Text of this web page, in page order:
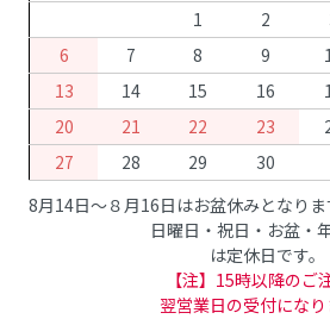
1
2
6
7 8 9
13
14 15 16
20
21 22 23
27
28 29
30
8月14日～８月16日はお盆休みとなりま
日曜日・祝日・お盆・
は定休日です。
【注】15時以降のご
翌営業日の受付になり